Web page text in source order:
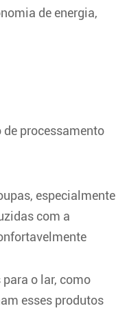
de energia,
processamento
especialmente
com a
o lar, como
esses produtos